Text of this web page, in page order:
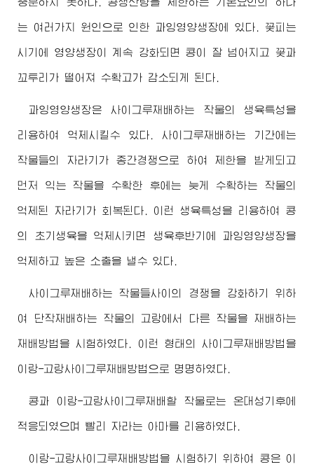
는 여러가지 원인으로 인한 과잉영양생장에 있다. 꽃피는
시기에 영양생장이 계속 강화되면 콩이 잘 넘어지고 꽃과
꼬투리가 떨어져 수확고가 감소되게 된다.
과잉영양생장은 사이그루재배하는 작물의 생육특성을
리용하여 억제시킬수 있다. 사이그루재배하는 기간에는
작물들의 자라기가 종간경쟁으로 하여 제한을 받게되고
먼저 익는 작물을 수확한 후에는 늦게 수확하는 작물의
억제된 자라기가 회복된다. 이런 생육특성을 리용하여 콩
의 초기생육을 억제시키면 생육후반기에 과잉영양생장을
억제하고 높은 소출을 낼수 있다.
사이그루재배하는 작물들사이의 경쟁을 강화하기 위하
여 단작재배하는 작물의 고랑에서 다른 작물을 재배하는
재배방법을 시험하였다. 이런 형태의 사이그루재배방법을
이랑-고랑사이그루재배방법으로 명명하였다.
콩과 이랑-고랑사이그루재배할 작물로는 온대성기후에
적응되였으며 빨리 자라는 아마를 리용하였다.
이랑-고랑사이그루재배방법을 시험하기 위하여 콩은 이